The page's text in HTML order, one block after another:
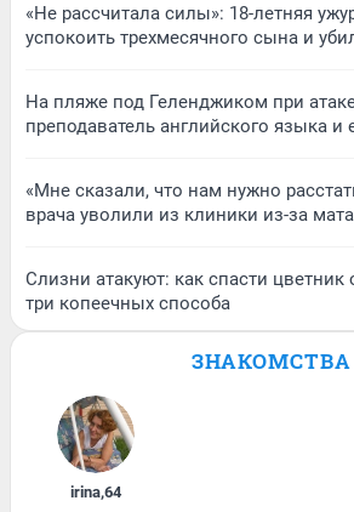
«Не рассчитала силы»: 18-летняя
успокоить трехмесячного сына и
На пляже под Геленджиком при
преподаватель английского языка и
«Мне сказали, что нам нужно
врача уволили из клиники из-за
Слизни атакуют: как спасти цветник
три копеечных способа
ЗНАКОМСТВА
irina,64